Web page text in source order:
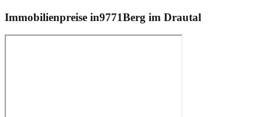
Immobilienpreise in9771Berg im Drautal